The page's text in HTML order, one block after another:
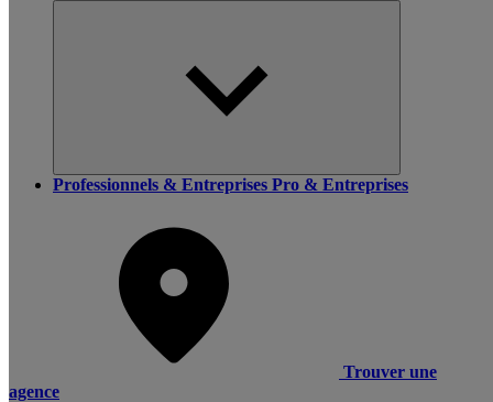
Professionnels & Entreprises Pro & Entreprises
Trouver une
agence